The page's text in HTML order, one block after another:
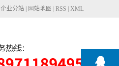
企业分站 网站地图 RSS XML